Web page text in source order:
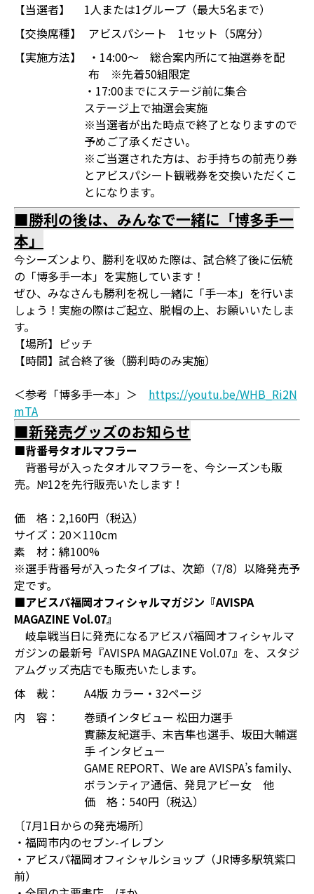
【当選者】
1人または1グループ（最大5名まで）
【交換席種】
アビスパシート 1セット（5席分）
【実施方法】
・14:00～ 総合案内所にて抽選券を配
布 ※先着50組限定
・17:00までにステージ前に集合
ステージ上で抽選会実施
※当選者が出た時点で終了となりますので
予めご了承ください。
※ご当選された方は、お手持ちの前売り券
とアビスパシート観戦券を交換いただくこ
とになります。
■勝利の後は、みんなで一緒に「博多手一
本」
今シーズンより、勝利を収めた際は、試合終了後に伝統
の「博多手一本」を実施しています！
ぜひ、みなさんも勝利を祝し一緒に「手一本」を行いま
しょう！実施の際はご起立、脱帽の上、お願いいたしま
す。
【場所】ピッチ
【時間】試合終了後（勝利時のみ実施）
＜参考「博多手一本」＞ https://youtu.be/WHB_Ri2N
mTA
■新発売グッズのお知らせ
■背番号タオルマフラー
背番号が入ったタオルマフラーを、今シーズンも販
売。№12を先行販売いたします！
価 格：2,160円（税込）
サイズ：20×110cm
素 材：綿100%
※選手背番号が入ったタイプは、次節（7/8）以降発売予
定です。
■アビスパ福岡オフィシャルマガジン『AVISPA
MAGAZINE Vol.07』
岐阜戦当日に発売になるアビスパ福岡オフィシャルマ
ガジンの最新号『AVISPA MAGAZINE Vol.07』を、スタジ
アムグッズ売店でも販売いたします。
体 裁：
A4版 カラー・32ページ
内 容：
巻頭インタビュー 松田力選手
實藤友紀選手、末吉隼也選手、坂田大輔選
手 インタビュー
GAME REPORT、We are AVISPA’s family、
ボランティア通信、発見アビー女 他
価 格：540円（税込）
〔7月1日からの発売場所〕
・福岡市内のセブン-イレブン
・アビスパ福岡オフィシャルショップ（JR博多駅筑紫口
前）